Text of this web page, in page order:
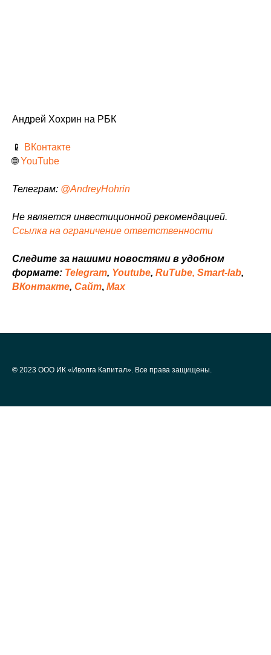
Андрей Хохрин на РБК
📱
ВКонтакте
🌐YouTube
Телеграм: @AndreyHohrin
Не является инвестиционной рекомендацией.
Ссылка на ограничение ответственности
Следите за нашими новостями в удобном
формате: Telegram, Youtube, RuTube, Smart-lab,
ВКонтакте, Сайт, Мах
© 2023 ООО ИК «Иволга Капитал». Все права защищены.